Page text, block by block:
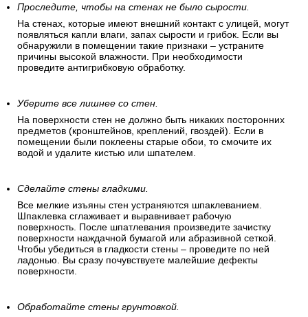
Проследите, чтобы на стенах не было сырости.
На стенах, которые имеют внешний контакт с улицей, могут
появляться капли влаги, запах сырости и грибок. Если вы
обнаружили в помещении такие признаки – устраните
причины высокой влажности. При необходимости
проведите антигрибковую обработку.
Уберите все лишнее со стен.
На поверхности стен не должно быть никаких посторонних
предметов (кронштейнов, креплений, гвоздей). Если в
помещении были поклеены старые обои, то смочите их
водой и удалите кистью или шпателем.
Сделайте стены гладкими.
Все мелкие изъяны стен устраняются шпаклеванием.
Шпаклевка сглаживает и выравнивает рабочую
поверхность. После шпатлевания произведите зачистку
поверхности наждачной бумагой или абразивной сеткой.
Чтобы убедиться в гладкости стены – проведите по ней
ладонью. Вы сразу почувствуете малейшие дефекты
поверхности.
Обработайте стены грунтовкой.